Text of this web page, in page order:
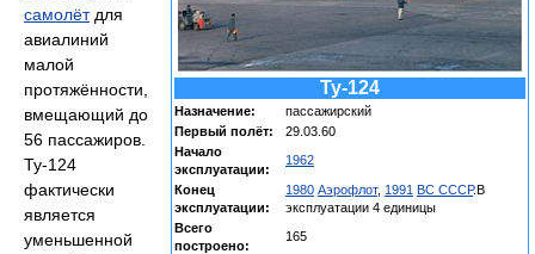
Ту-124
Назначение:
пассажирский
Первый полёт:
29.03.60
Начало
эксплуатации:
1962
Конец
эксплуатации:
1980 Аэрофлот, 1991 ВС СССР.В
эксплуатации 4 единицы
Всего
построено:
165
самолётдля
авиалиний
малой
протяжённости,
вмещающий до
56 пассажиров.
Ту-124
фактически
является
уменьшенной